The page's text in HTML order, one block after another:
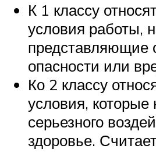
К 1 классу
условия работы,
представляющие
опасности или
Ко 2 классу
условия, которые
серьезного
здоровье.